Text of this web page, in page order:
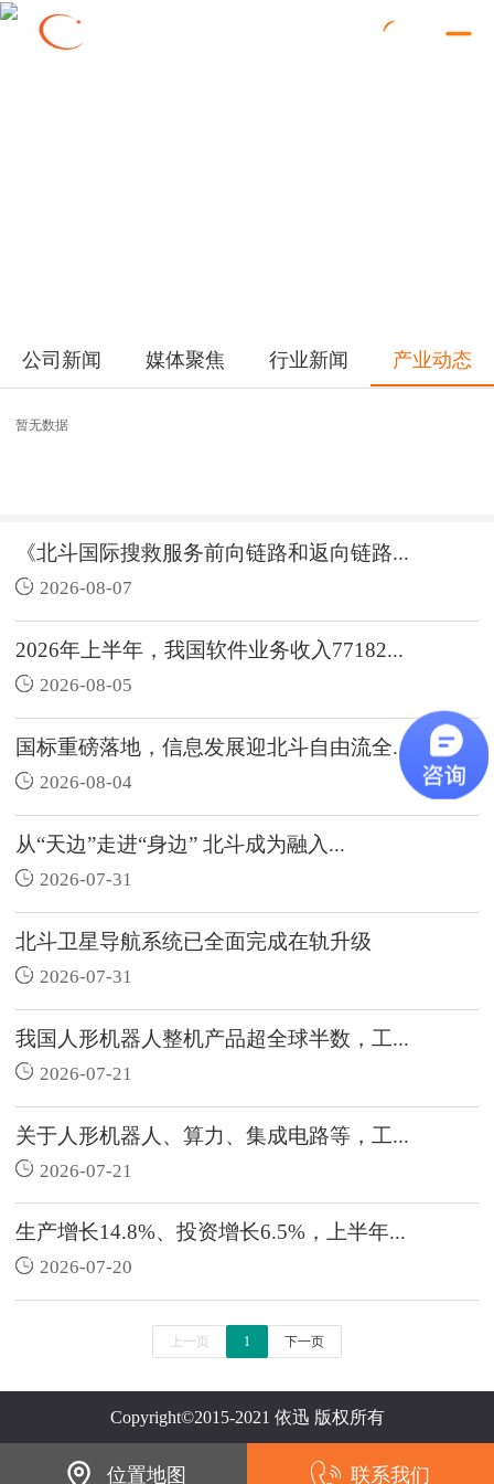
公司新闻 媒体聚焦 行业新闻 产业动态
暂无数据
《北斗国际搜救服务前向链路和返向链路...
2026-08-07
2026年上半年，我国软件业务收入77182...
2026-08-05
国标重磅落地，信息发展迎北斗自由流全...
2026-08-04
从“天边”走进“身边” 北斗成为融入...
2026-07-31
北斗卫星导航系统已全面完成在轨升级
2026-07-31
我国人形机器人整机产品超全球半数，工...
2026-07-21
关于人形机器人、算力、集成电路等，工...
2026-07-21
生产增长14.8%、投资增长6.5%，上半年...
2026-07-20
上一页 1 下一页
Copyright©2015-2021 依迅 版权所有
位置地图 联系我们